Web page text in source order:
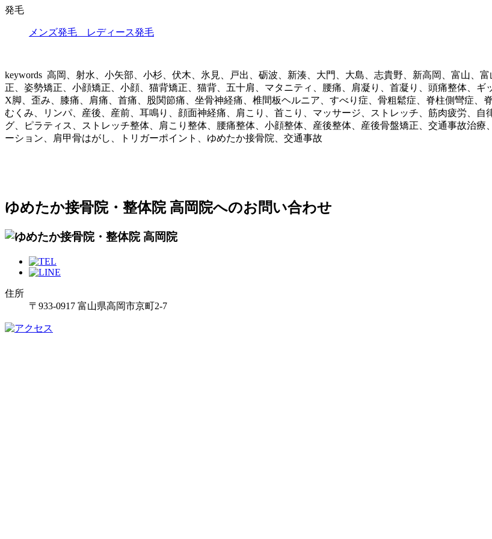
発毛
メンズ発毛 レディース発毛
keywords 高岡、射水、小矢部、小杉、伏木、氷見、戸出、砺波、新湊、大門、大島、志貴野、新高岡、富山、
正、姿勢矯正、小顔矯正、小顔、猫背矯正、猫背、五十肩、マタニティ、腰痛、肩凝り、首凝り、頭痛整体、
X脚、歪み、膝痛、肩痛、首痛、股関節痛、坐骨神経痛、椎間板ヘルニア、すべり症、骨粗鬆症、脊柱側彎症、
むくみ、リンパ、産後、産前、耳鳴り、顔面神経痛、肩こり、首こり、マッサージ、ストレッチ、筋肉疲労、
グ、ピラティス、ストレッチ整体、肩こり整体、腰痛整体、小顔整体、産後整体、産後骨盤矯正、交通事故治
ーション、肩甲骨はがし、トリガーポイント、ゆめたか接骨院、交通事故
ゆめたか接骨院・整体院 高岡院へのお問い合わせ
住所
〒933-0917 富山県高岡市京町2-7